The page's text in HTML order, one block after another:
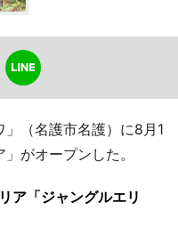
（名護市名護）に8月1
がオープンした。
ア「ジャングルエリ